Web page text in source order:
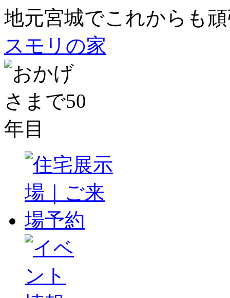
地元宮城でこれからも
スモリの家